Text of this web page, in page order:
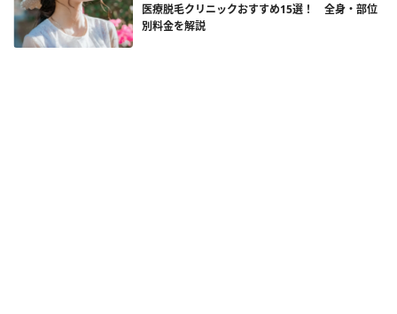
医療脱毛クリニックおすすめ15選！ 全身・部位
別料金を解説